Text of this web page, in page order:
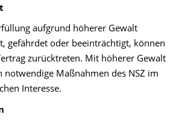
aufgrund höherer Gewalt
gefährdet oder beeinträchtigt, können
zurücktreten. Mit höherer Gewalt
notwendige Maßnahmen des NSZ im
Interesse.